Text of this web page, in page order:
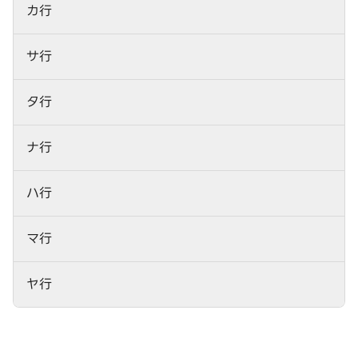
カ行
サ行
タ行
ナ行
ハ行
マ行
ヤ行